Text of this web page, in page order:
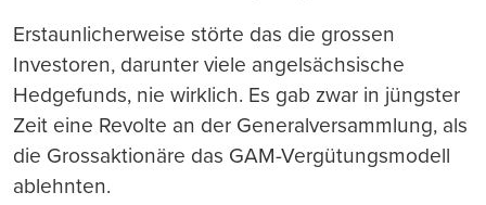
Erstaunlicherweise störte das die grossen
Investoren, darunter viele angelsächsische
Hedgefunds, nie wirklich. Es gab zwar in jüngster
Zeit eine Revolte an der Generalversammlung, als
die Grossaktionäre das GAM-Vergütungsmodell
ablehnten.